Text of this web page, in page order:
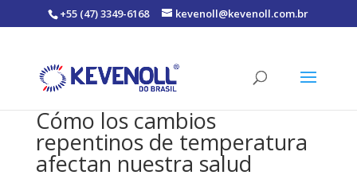
+55 (47) 3349-6168 kevenoll@kevenoll.com.br
Cómo los cambios
repentinos de temperatura
afectan nuestra salud